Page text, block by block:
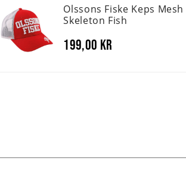
Olssons Fiske Keps Mesh
Skeleton Fish
199,00 kr